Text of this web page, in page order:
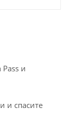
Pass и
и спасите